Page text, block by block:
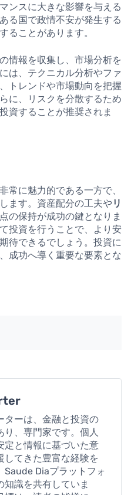
ンスに大きな影響を与える
る国で政情不安が発生する
ることがあります。
情報を収集し、市場分析を
は、テクニカル分析やファ
トレンドや市場動向を把握
に、リスクを分散するため
資することが推奨されま
常に魅力的である一方で、
ます。資産配分の工夫やリ
の保持が成功の鍵となりま
投資を行うことで、より安
待できるでしょう。投資に
成功へ導く重要な要素とな
ターは、金融と投資の
り、専門家です。個人
定と情報に基づいた意
してきた豊富な経験を
Saude Diaプラットフォ
知識を共有していま